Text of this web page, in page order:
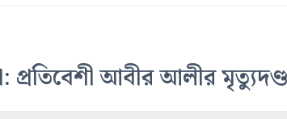
প্রতিবেশী আবীর আলীর মৃত্যুদণ্ড